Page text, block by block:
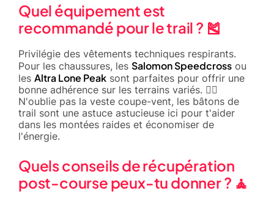
Quel équipement est
recommandé pour le trail ? 🎽
Privilégie des vêtements techniques respirants.
Pour les chaussures, les Salomon Speedcross ou
les Altra Lone Peak sont parfaites pour offrir une
bonne adhérence sur les terrains variés. 🏃‍♂️
N'oublie pas la veste coupe-vent, les bâtons de
trail sont une astuce astucieuse ici pour t'aider
dans les montées raides et économiser de
l'énergie.
Quels conseils de récupération
post-course peux-tu donner ? 🧘